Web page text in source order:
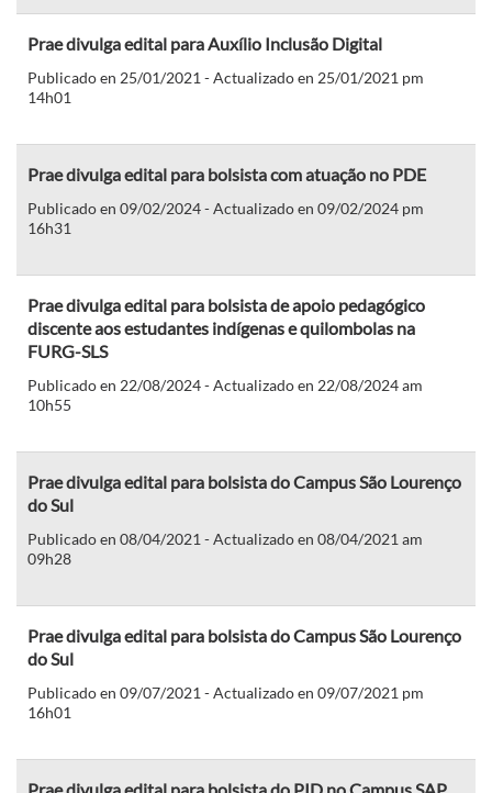
Prae divulga edital para Auxílio Inclusão Digital
Publicado en 25/01/2021 - Actualizado en 25/01/2021 pm
14h01
Prae divulga edital para bolsista com atuação no PDE
Publicado en 09/02/2024 - Actualizado en 09/02/2024 pm
16h31
Prae divulga edital para bolsista de apoio pedagógico
discente aos estudantes indígenas e quilombolas na
FURG-SLS
Publicado en 22/08/2024 - Actualizado en 22/08/2024 am
10h55
Prae divulga edital para bolsista do Campus São Lourenço
do Sul
Publicado en 08/04/2021 - Actualizado en 08/04/2021 am
09h28
Prae divulga edital para bolsista do Campus São Lourenço
do Sul
Publicado en 09/07/2021 - Actualizado en 09/07/2021 pm
16h01
Prae divulga edital para bolsista do PID no Campus SAP